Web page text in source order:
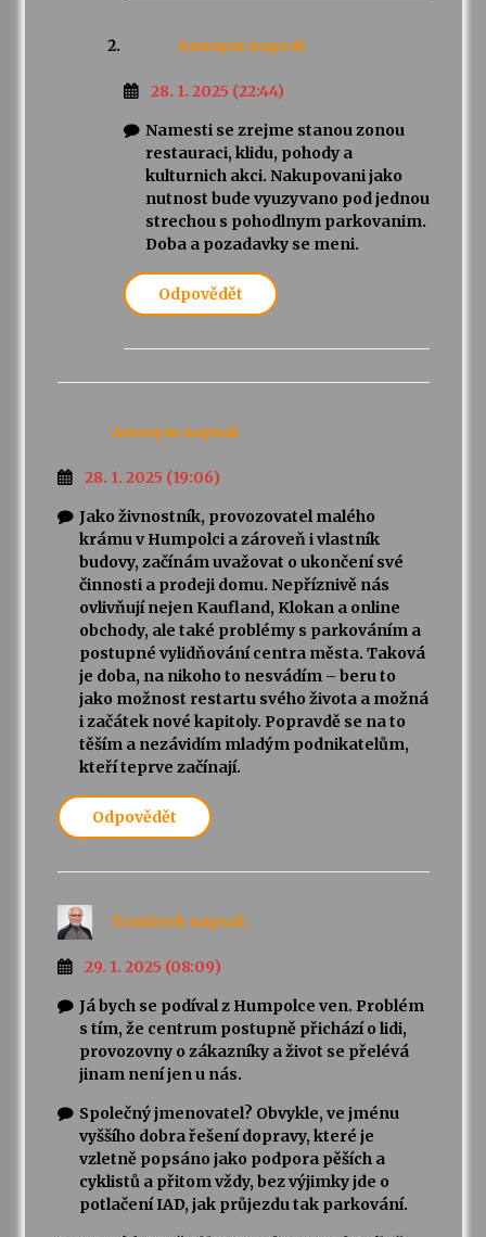
Anonym napsal:
28. 1. 2025 (22:44)
Namesti se zrejme stanou zonou
restauraci, klidu, pohody a
kulturnich akci. Nakupovani jako
nutnost bude vyuzyvano pod jednou
strechou s pohodlnym parkovanim.
Doba a pozadavky se meni.
Odpovědět
Anonym napsal:
28. 1. 2025 (19:06)
Jako živnostník, provozovatel malého
krámu v Humpolci a zároveň i vlastník
budovy, začínám uvažovat o ukončení své
činnosti a prodeji domu. Nepříznivě nás
ovlivňují nejen Kaufland, Klokan a online
obchody, ale také problémy s parkováním a
postupné vylidňování centra města. Taková
je doba, na nikoho to nesvádím – beru to
jako možnost restartu svého života a možná
i začátek nové kapitoly. Popravdě se na to
těším a nezávidím mladým podnikatelům,
kteří teprve začínají.
Odpovědět
frantisek napsal:
29. 1. 2025 (08:09)
Já bych se podíval z Humpolce ven. Problém
s tím, že centrum postupně přichází o lidi,
provozovny o zákazníky a život se přelévá
jinam není jen u nás.
Společný jmenovatel? Obvykle, ve jménu
vyššího dobra řešení dopravy, které je
vzletně popsáno jako podpora pěších a
cyklistů a přitom vždy, bez výjimky jde o
potlačení IAD, jak průjezdu tak parkování.